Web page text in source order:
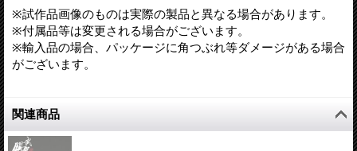
※試作品画像のものは実際の製品と異なる場合があります。
※付属品等は変更される場合がございます。
※輸入品の場合、パッケージに角つぶれ等ダメージがある場合
がございます。
関連商品